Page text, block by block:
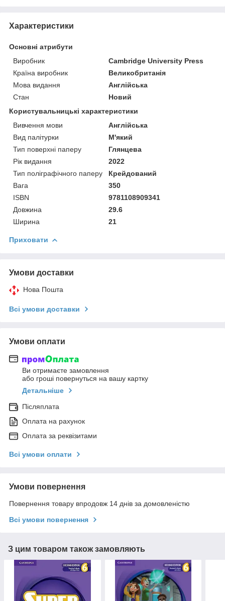
Характеристики
Основні атрибути
Виробник
Cambridge University Press
Країна виробник
Великобританія
Мова видання
Англійська
Стан
Новий
Користувальницькі характеристики
Вивчення мови
Англійська
Вид палітурки
М'який
Тип поверхні паперу
Глянцева
Рік видання
2022
Тип поліграфічного паперу
Крейдований
Вага
350
ISBN
9781108909341
Довжина
29.6
Ширина
21
Приховати
Умови доставки
Нова Пошта
Всі умови доставки
Умови оплати
Ви отримаєте замовлення
або гроші повернуться на вашу картку
Детальніше
Післяплата
Оплата на рахунок
Оплата за реквізитами
Всі умови оплати
Умови повернення
Повернення товару впродовж 14 днів за домовленістю
Всі умови повернення
З цим товаром також замовляють